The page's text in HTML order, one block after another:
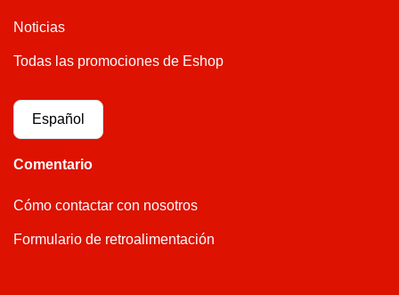
Noticias
Todas las promociones de Eshop
Español
Comentario
Cómo contactar con nosotros
Formulario de retroalimentación